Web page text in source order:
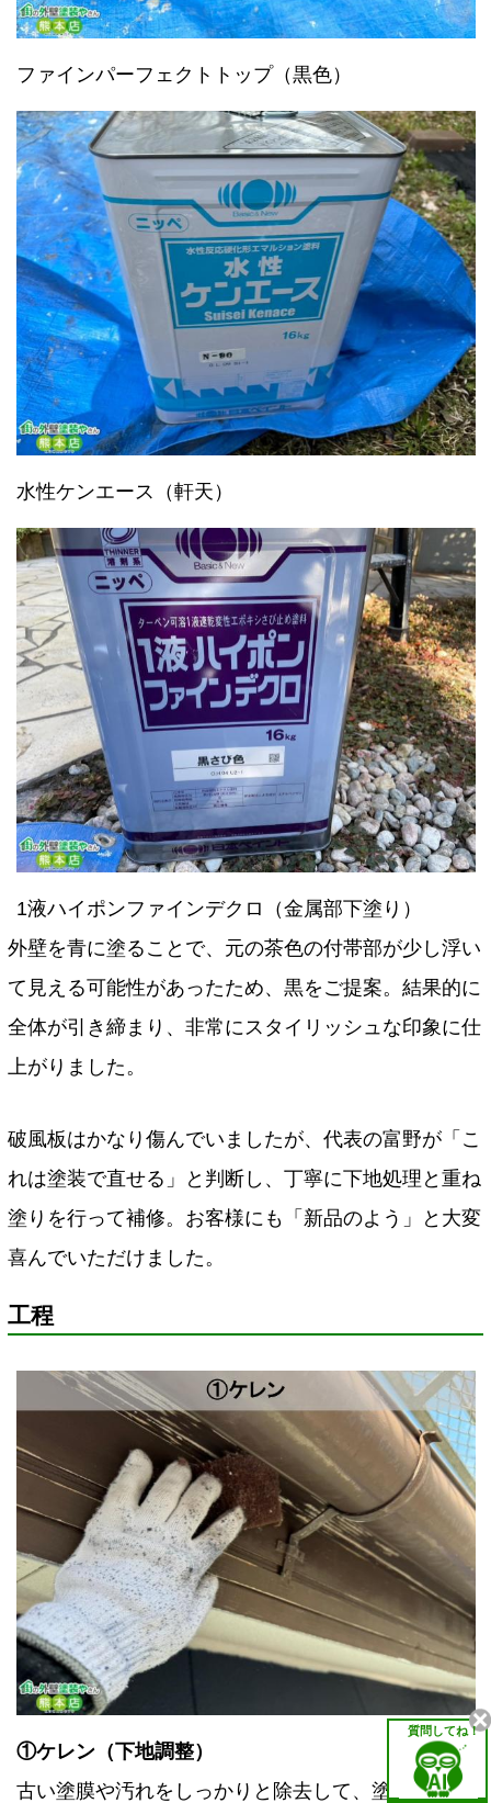
ファインパーフェクトトップ（黒色）
水性ケンエース（軒天）
1液ハイポンファインデクロ（金属部下塗り）
外壁を青に塗ることで、元の茶色の付帯部が少し浮い
て見える可能性があったため、黒をご提案。結果的に
全体が引き締まり、非常にスタイリッシュな印象に仕
上がりました。
破風板はかなり傷んでいましたが、代表の富野が「こ
れは塗装で直せる」と判断し、丁寧に下地処理と重ね
塗りを行って補修。お客様にも「新品のよう」と大変
喜んでいただけました。
工程
①ケレン（下地調整）
古い塗膜や汚れをしっかりと除去して、塗料がしっ
質問してね！